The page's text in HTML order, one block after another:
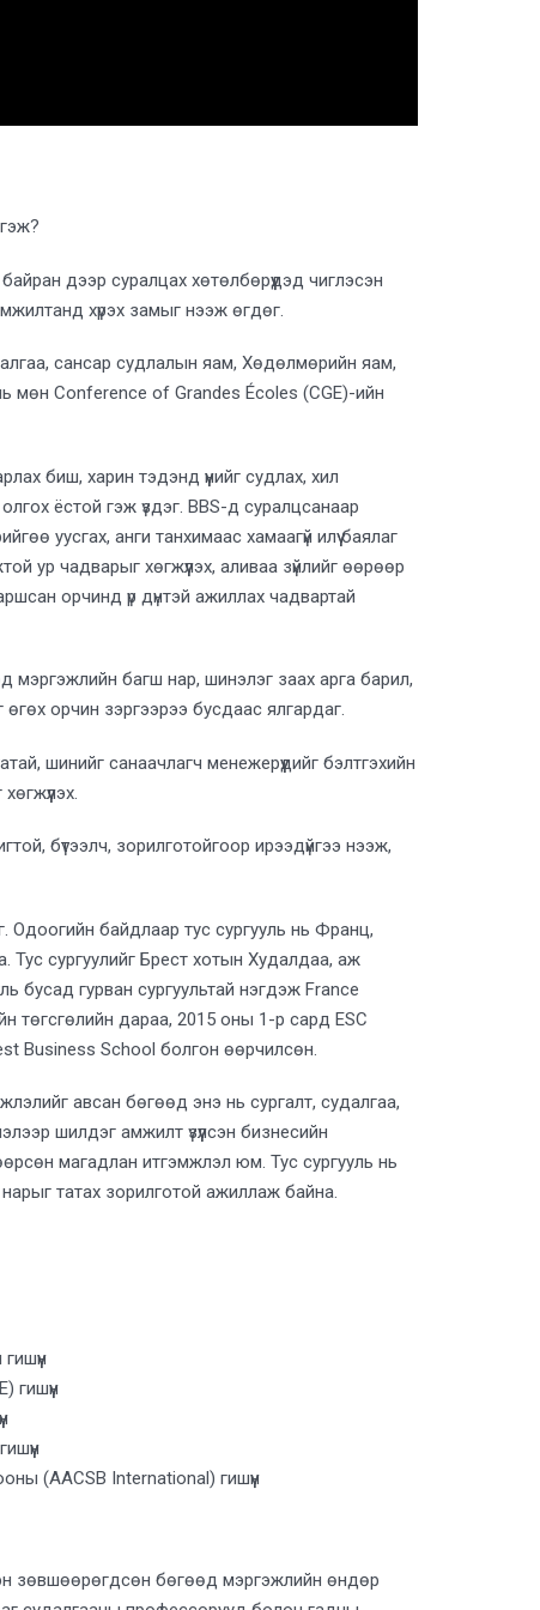
дээр суралцах хөтөлбөрүүдэд чиглэсэн
хүрэх замыг нээж өгдөг.
сансар судлалын яам, Хөдөлмөрийн яам,
мөн Conference of Grandes Écoles (CGE)-ийн
биш, харин тэдэнд үүнийг судлах, хил
ёстой гэж үздэг. BBS-д суралцсанаар
уусгах, анги танхимаас хамаагүй илүү баялаг
чадварыг хөгжүүлэх, аливаа зүйлийг өөрөөр
орчинд үр дүнтэй ажиллах чадвартай
мэргэжлийн багш нар, шинэлэг заах арга барил,
орчин зэргээрээ бусдаас ялгардаг.
шинийг санаачлагч менежерүүдийг бэлтгэхийн
бүтээлч, зорилготойгоор ирээдүйгээ нээж,
Одоогийн байдлаар тус сургууль нь Франц,
сургуулийг Брест хотын Худалдаа, аж
бусад гурван сургуультай нэгдэж France
төгсгөлийн дараа, 2015 оны 1-р сард ESC
Business School болгон өөрчилсөн.
авсан бөгөөд энэ нь сургалт, судалгаа,
шилдэг амжилт үзүүлсэн бизнесийн
магадлан итгэмжлэл юм. Тус сургууль нь
татах зорилготой ажиллаж байна.
(AACSB International) гишүүн
зөвшөөрөгдсөн бөгөөд мэргэжлийн өндөр